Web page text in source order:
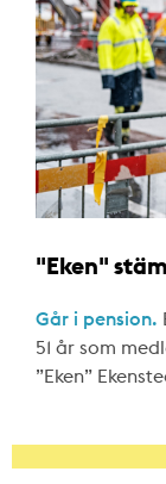
"Eken"
Går i pension.
51 år som
”Eken”